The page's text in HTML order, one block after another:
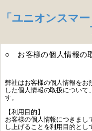
「ユニオンスマ
○ お客様の個人情報の
弊社はお客様の個人情報をお
した個人情報の取扱について
す。
【利用目的】
お客様の個人情報につきまし
し上げることを利用目的とし